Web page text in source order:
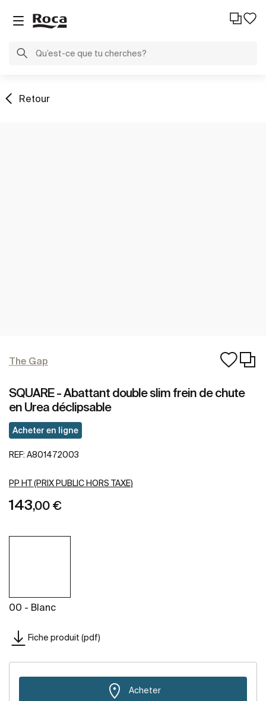
Retour
The Gap
SQUARE - Abattant double slim frein de chute
en Urea déclipsable
Acheter en ligne
REF: A801472003
PP HT (PRIX PUBLIC HORS TAXE)
143,00 €
00 - Blanc
Fiche produit (pdf)
Acheter